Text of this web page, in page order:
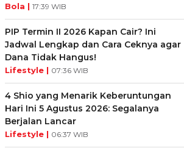
Bola | 17:39 WIB
PIP Termin II 2026 Kapan Cair? Ini
Jadwal Lengkap dan Cara Ceknya agar
Dana Tidak Hangus!
Lifestyle | 07:36 WIB
4 Shio yang Menarik Keberuntungan
Hari Ini 5 Agustus 2026: Segalanya
Berjalan Lancar
Lifestyle | 06:37 WIB